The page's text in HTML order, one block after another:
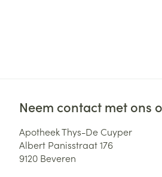
Neem contact met ons
Apotheek Thys-De Cuyper
Albert Panisstraat 176
9120 Beveren